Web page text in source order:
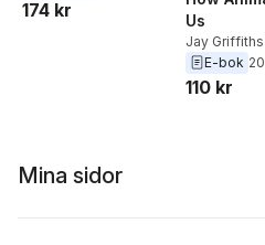
174 kr
Us
Jay Griffiths
E-bok
110 kr
Mina sidor